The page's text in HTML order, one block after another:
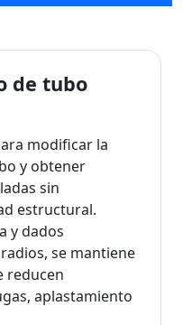
de tubo
modificar la
y obtener
sin
estructural.
y dados
se mantiene
reducen
aplastamiento